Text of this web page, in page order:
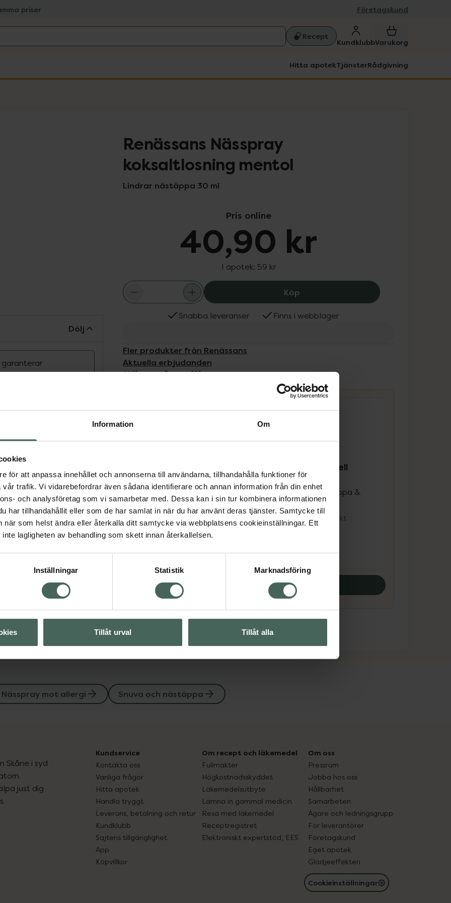
Information Om
för att anpassa innehållet och annonserna till användarna, tillhandahålla funktioner för
trafik. Vi vidarebefordrar även sådana identifierare och annan information från din enhet
och analysföretag som vi samarbetar med. Dessa kan i sin tur kombinera informationen
har tillhandahållit eller som de har samlat in när du har använt deras tjänster. Samtycke till
när som helst ändra eller återkalla ditt samtycke via webbplatsens cookieinställningar. Ett
lagligheten av behandling som skett innan återkallelsen.
Inställningar Statistik Marknadsföring
Tillåt urval Tillåt alla
priser Företagskund
Recept
KundklubbVarukorg
Hitta apotekTjänsterRådgivning
Renässans Nässpray
koksaltlosning mentol
Lindrar nästäppa 30 ml
Pris online
40,90 kr
I apotek: 59 kr
Köp Renässans Nässpray
Snabba leveranser Finns i webblager
Fler produkter från Renässans
Aktuella erbjudanden
Köps ofta tillsammans
Renässans Nässpray
koksaltlosning mentol
Lindrar nästäppa 30 ml
Medicinteknisk produkt
Pris online
Renässans Naturell
Nässpray
För alla mot nästäppa &
allergi 30 ml
Medicinteknisk produkt
45,90 kr
Köp båda för
86,80 kr Köp båda
Dölj
garanterar
säker att
och lindrar
nässpray kan
torra
Nässprayen
dammiga eller
innehåller inga
6 år.
allergi
Visa
Visa
Nässpray mot allergi Snuva och nästäppa
Skåne i syd
just dig
Kundservice
Kontakta oss
Vanliga frågor
Hitta apotek
Handla tryggt
Leverans, betalning och retur
Kundklubb
Sajtens tillgänglighet
App
Köpvillkor
Om recept och läkemedel
Fullmakter
Högkostnadsskyddet
Läkemedelsutbyte
Lämna in gammal medicin
Resa med läkemedel
Receptregistret
Elektroniskt expertstöd, EES
Om oss
Pressrum
Jobba hos oss
Hållbarhet
Samarbeten
Ägare och ledningsgrupp
För leverantörer
Företagskund
Eget apotek
Glädjeeffekten
Cookieinställningar